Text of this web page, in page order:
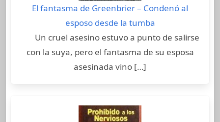
El fantasma de Greenbrier – Condenó al
esposo desde la tumba
Un cruel asesino estuvo a punto de salirse
con la suya, pero el fantasma de su esposa
asesinada vino […]